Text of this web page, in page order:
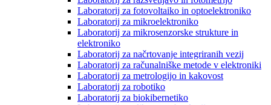
Laboratorij za fotovoltaiko in optoelektroniko
Laboratorij za mikroelektroniko
Laboratorij za mikrosenzorske strukture in
elektroniko
Laboratorij za načrtovanje integriranih vezij
Laboratorij za računalniške metode v elektroniki
Laboratorij za metrologijo in kakovost
Laboratorij za robotiko
Laboratorij za biokibernetiko